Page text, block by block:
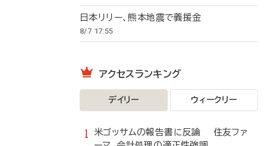
日本リリー、熊本地震で義援金
8/7 17:55
アクセスランキング
デイリー ウィークリー
米ゴッサムの報告書に反論 住友ファ